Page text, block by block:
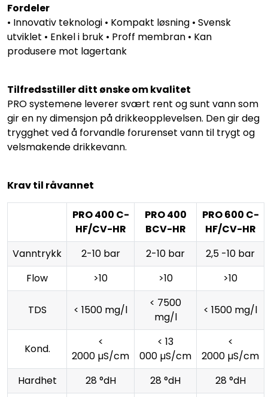
Fordeler
• Innovativ teknologi • Kompakt løsning • Svensk
utviklet • Enkel i bruk • Proff membran • Kan
produsere mot lagertank
Tilfredsstiller ditt ønske om kvalitet
PRO systemene leverer svært rent og sunt vann som
gir en ny dimensjon på drikkeopplevelsen. Den gir deg
trygghet ved å forvandle forurenset vann til trygt og
velsmakende drikkevann.
Krav til råvannet
PRO 400 C-
HF/CV-HR
PRO 400
BCV-HR
PRO 600 C-
HF/CV-HR
Vanntrykk
2-10 bar 2-10 bar
2,5 -10 bar
Flow
>10 >10 >10
TDS < 1500 mg/l
< 7500
mg/l
< 1500 mg/l
Kond.
<
2000 µS/cm
< 13
000 µS/cm
<
2000 µS/cm
Hardhet
28 °dH 28 °dH
28 °dH